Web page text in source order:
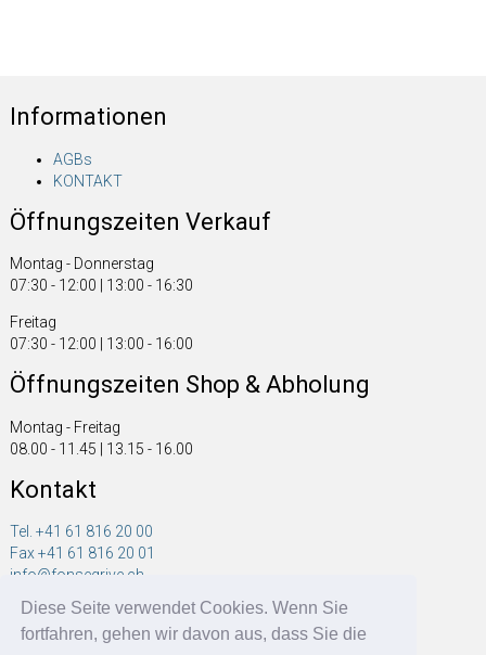
Diese Seite verwendet Cookies. Wenn Sie
fortfahren, gehen wir davon aus, dass Sie die
Informationen
AGBs
KONTAKT
Öffnungszeiten Verkauf
Montag - Donnerstag
07:30 - 12:00 | 13:00 - 16:30
Freitag
07:30 - 12:00 | 13:00 - 16:00
Öffnungszeiten Shop & Abholung
Montag - Freitag
08.00 - 11.45 | 13.15 - 16.00
Kontakt
Tel. +41 61 816 20 00
Fax +41 61 816 20 01
info@fonsegrive.ch
Fonsegrive GmbH
Moosmattstrasse 14